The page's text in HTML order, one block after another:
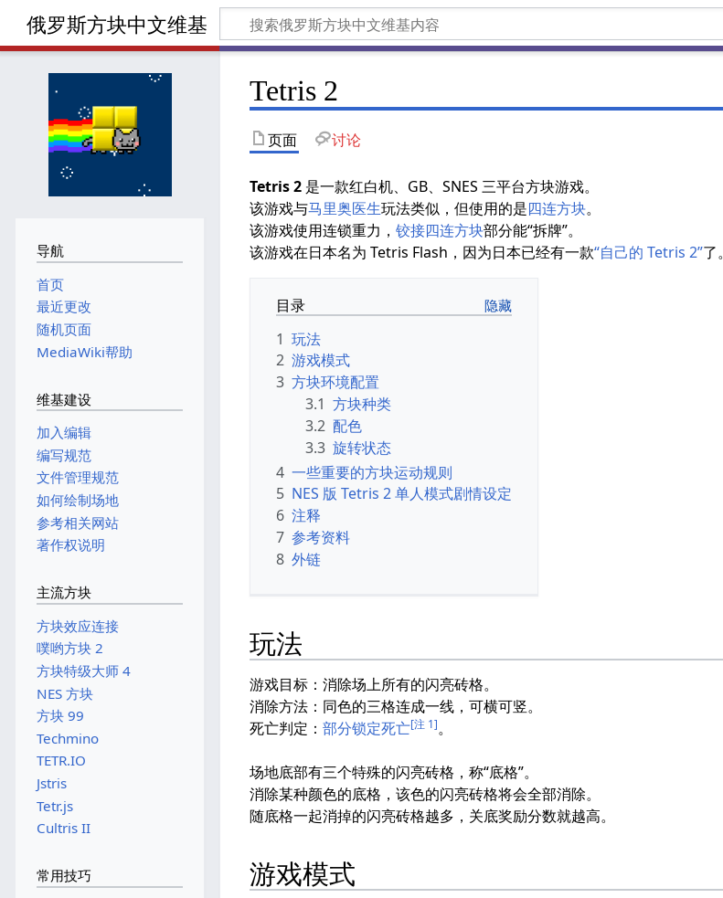
俄罗斯方块中文维基
Tetris 2
页面 讨论
Tetris 2 是一款红白机、GB、SNES 三平台方块游戏。
该游戏与马里奥医生玩法类似，但使用的是四连方块。
该游戏使用连锁重力， 铰接四连方块部分能“拆牌”。
该游戏在日本名为 Tetris Flash，因为日本已经有一款“自己的 Tetris 2”了。
目录
1 玩法
2 游戏模式
3 方块环境配置
3.1 方块种类
3.2 配色
3.3 旋转状态
4 一些重要的方块运动规则
5 NES 版 Tetris 2 单人模式剧情设定
6 注释
7 参考资料
8 外链
玩法
游戏目标：消除场上所有的闪亮砖格。
消除方法：同色的三格连成一线，可横可竖。
死亡判定： 部分锁定死亡[注 1]。
场地底部有三个特殊的闪亮砖格，称“底格”。
消除某种颜色的底格，该色的闪亮砖格将会全部消除。
随底格一起消掉的闪亮砖格越多，关底奖励分数就越高。
游戏模式
导航
首页
最近更改
随机页面
MediaWiki帮助
维基建设
加入编辑
编写规范
文件管理规范
如何绘制场地
参考相关网站
著作权说明
主流方块
方块效应连接
噗哟方块 2
方块特级大师 4
NES 方块
方块 99
Techmino
TETR.IO
Jstris
Tetr.js
Cultris II
常用技巧